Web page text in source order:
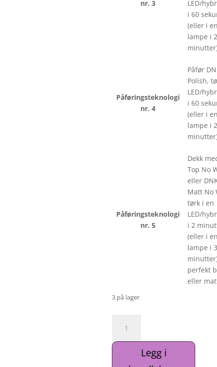
nr. 3
LED/
i 60
(eller i
lampe i
Påføringsteknologi
nr. 4
Påfør
Polish,
LED/
i 60
(eller i
lampe i
Påføringsteknologi
nr. 5
Dekk
Top No
eller
Matt No
tørk i en
LED/
i 2
(eller i
lampe i
perfekt
eller
3 på lager
Gellakk
#0107
Legg i